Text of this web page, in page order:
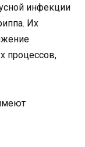
инфекции
Их
процессов,